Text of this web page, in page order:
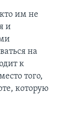
им не
и
на
к
того,
которую